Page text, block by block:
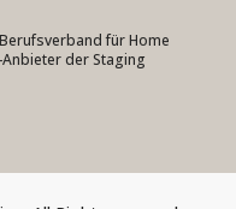
für Home
der Staging